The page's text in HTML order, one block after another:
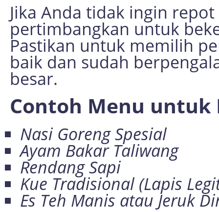
Jika Anda tidak ingin
pertimbangkan untuk
Pastikan untuk memilih
baik dan sudah
besar.
Contoh Menu untuk
Nasi Goreng Spesial
Ayam Bakar Taliwang
Rendang Sapi
Kue Tradisional (Lapis
Es Teh Manis atau Jeruk